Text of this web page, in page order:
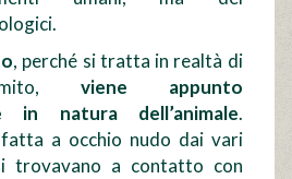
, perché si tratta in realtà di
viene appunto
in natura dell’animale.
a occhio nudo dai vari
trovavano a contatto con